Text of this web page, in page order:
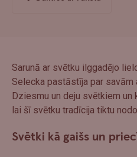
Sarunā ar svētku ilggadējo
Selecka pastāstīja par
Dziesmu un deju svētkiem un
lai šī svētku tradīcija tiktu
Svētki kā gaišs un